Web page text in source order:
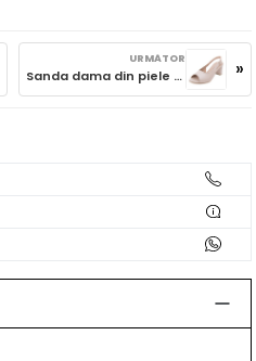
»
URMĂTOR
Sanda dama din piele naturala, Caprice, 9-28307-46 140 CREAM PERLATO, crem